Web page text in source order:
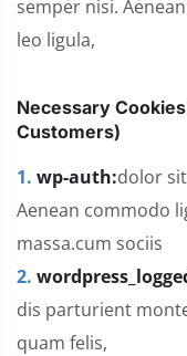
semper nisi.
leo ligula,
Necessary
Customers)
1. wp-auth:dolor
Aenean commodo
massa.cum sociis
2.
dis parturient
quam felis,